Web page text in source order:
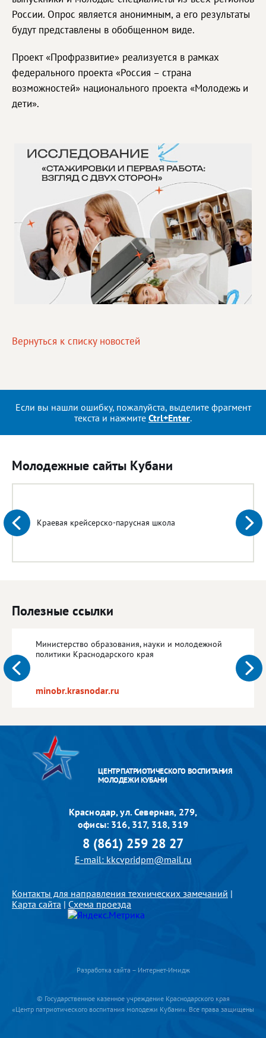
России. Опрос является анонимным, а его результаты
будут представлены в обобщенном виде.
Проект «Профразвитие» реализуется в рамках
федерального проекта «Россия – страна
возможностей» национального проекта «Молодежь и
дети».
Вернуться к списку новостей
Если вы нашли ошибку, пожалуйста, выделите фрагмент
текста и нажмите Ctrl+Enter.
Молодежные сайты Кубани
Краевая крейсерско-парусная школа
Полезные ссылки
Министерство образования, науки и молодежной
политики Краснодарского края
minobr.krasnodar.ru
ЦЕНТР ПАТРИОТИЧЕСКОГО ВОСПИТАНИЯ
МОЛОДЕЖИ КУБАНИ
Краснодар, ул. Северная, 279,
офисы: 316, 317, 318, 319
8 (861) 259 28 27
E-mail: kkcvpridpm@mail.ru
Контакты для направления технических замечаний |
Карта сайта | Схема проезда
© Государственное казенное учреждение Краснодарского края
«Центр патриотического воспитания молодежи Кубани». Все права защищены
Разработка сайта – Интернет-Имидж